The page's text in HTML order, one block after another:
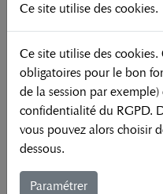
NOS DOMAINES
Ce site utilise des cookies.
Ce site utilise des
obligatoires pour le bon
de la session par
confidentialité du RGPD.
vous pouvez alors choisir
dessous.
Paramétrer